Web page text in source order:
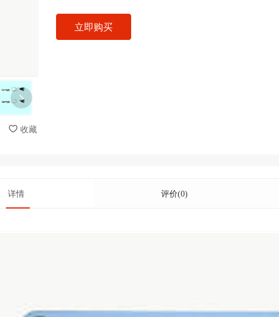
收藏
立即购买
详情 评价(0)